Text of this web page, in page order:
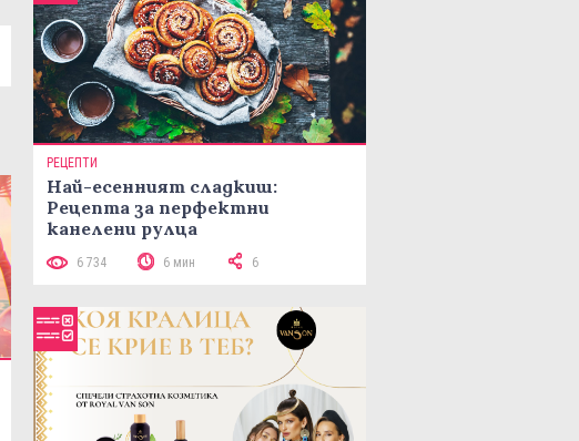
РЕЦЕПТИ
Най-есенният сладкиш:
Рецепта за перфектни
канелени рулца
6 734 6 мин 6